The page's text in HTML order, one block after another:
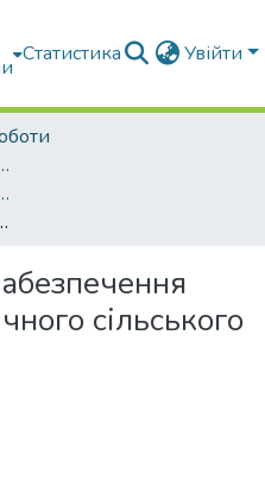
Статистика Увійти
магістрів
сільського господарства
сільського